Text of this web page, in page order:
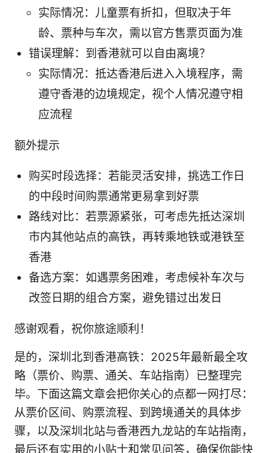
实际情况：儿童票有折扣，但取决于年
龄、票种与车次，需以官方售票页面为准
错误理解：到香港就可以自由离境？
实际情况：抵达香港后进入入境程序，需
遵守香港的边境规定，视个人情况遵守相
应流程
额外提示
购买时段选择：若能灵活安排，挑选工作日
的中段时间购票通常更易拿到好票
路线对比：若票源紧张，可考虑先抵达深圳
市内其他站点的高铁，再转乘地铁或港铁至
香港
备选方案：如遇票务困难，考虑候补车次与
改签日期的组合方案，避免错过出发日
感谢观看，祝你旅途顺利！
是的，深圳北到香港高铁：2025年最新最全攻
略（票价、购票、通关、车站指南）已整理完
毕。下面这篇文章会把你关心的点都一网打尽：
从票价区间、购票流程、到跨境通关的具体步
骤，以及深圳北站与香港西九龙站的车站指南，
最后还有实用的小贴士和常见问答，确保你能快